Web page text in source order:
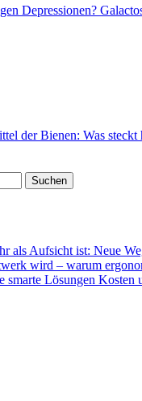
Depressionen?
der Bienen: Was steckt
als Aufsicht ist: Neue
wird – warum
Lösungen Kosten